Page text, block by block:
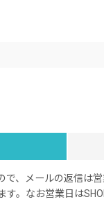
で、メールの返信は
。なお営業日は